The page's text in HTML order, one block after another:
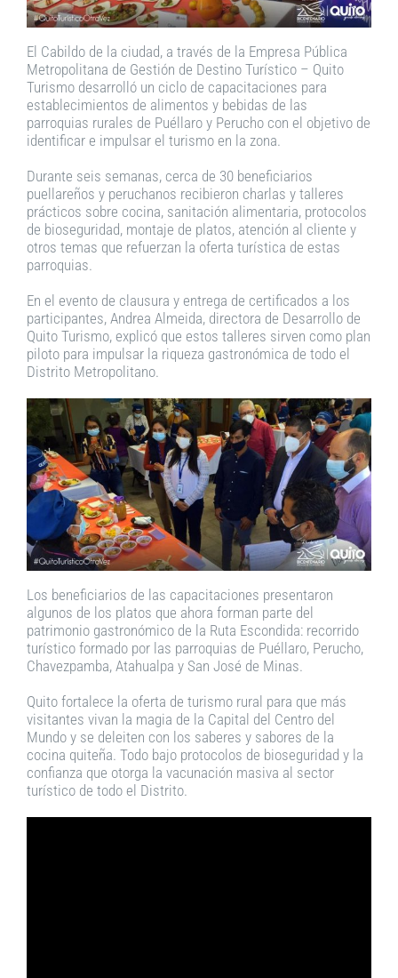
El Cabildo de la ciudad, a través de la Empresa Pública
Metropolitana de Gestión de Destino Turístico – Quito
Turismo desarrolló un ciclo de capacitaciones para
establecimientos de alimentos y bebidas de las
parroquias rurales de Puéllaro y Perucho con el objetivo de
identificar e impulsar el turismo en la zona.
Durante seis semanas, cerca de 30 beneficiarios
puellareños y peruchanos recibieron charlas y talleres
prácticos sobre cocina, sanitación alimentaria, protocolos
de bioseguridad, montaje de platos, atención al cliente y
otros temas que refuerzan la oferta turística de estas
parroquias.
En el evento de clausura y entrega de certificados a los
participantes, Andrea Almeida, directora de Desarrollo de
Quito Turismo, explicó que estos talleres sirven como plan
piloto para impulsar la riqueza gastronómica de todo el
Distrito Metropolitano.
Los beneficiarios de las capacitaciones presentaron
algunos de los platos que ahora forman parte del
patrimonio gastronómico de la Ruta Escondida: recorrido
turístico formado por las parroquias de Puéllaro, Perucho,
Chavezpamba, Atahualpa y San José de Minas.
Quito fortalece la oferta de turismo rural para que más
visitantes vivan la magia de la Capital del Centro del
Mundo y se deleiten con los saberes y sabores de la
cocina quiteña. Todo bajo protocolos de bioseguridad y la
confianza que otorga la vacunación masiva al sector
turístico de todo el Distrito.